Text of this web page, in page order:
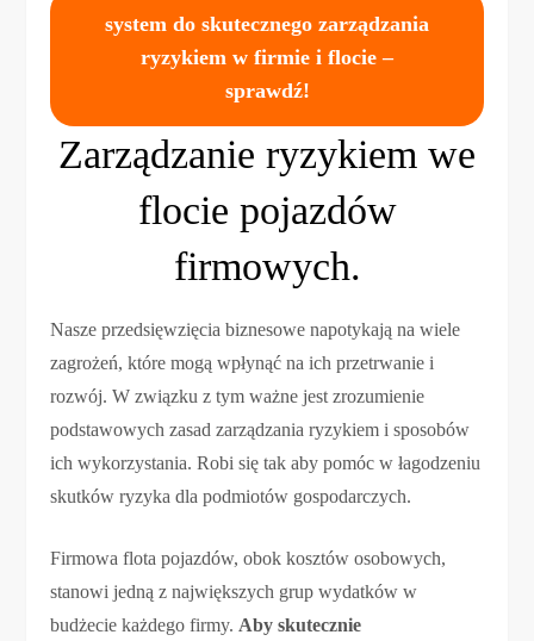
system do skutecznego zarządzania
ryzykiem w firmie i flocie –
sprawdź!
Zarządzanie ryzykiem we
flocie pojazdów
firmowych.
Nasze przedsięwzięcia biznesowe napotykają na wiele
zagrożeń, które mogą wpłynąć na ich przetrwanie i
rozwój. W związku z tym ważne jest zrozumienie
podstawowych zasad zarządzania ryzykiem i sposobów
ich wykorzystania. Robi się tak aby pomóc w łagodzeniu
skutków ryzyka dla podmiotów gospodarczych.
Firmowa flota pojazdów, obok kosztów osobowych,
stanowi jedną z największych grup wydatków w
budżecie każdego firmy. Aby skutecznie